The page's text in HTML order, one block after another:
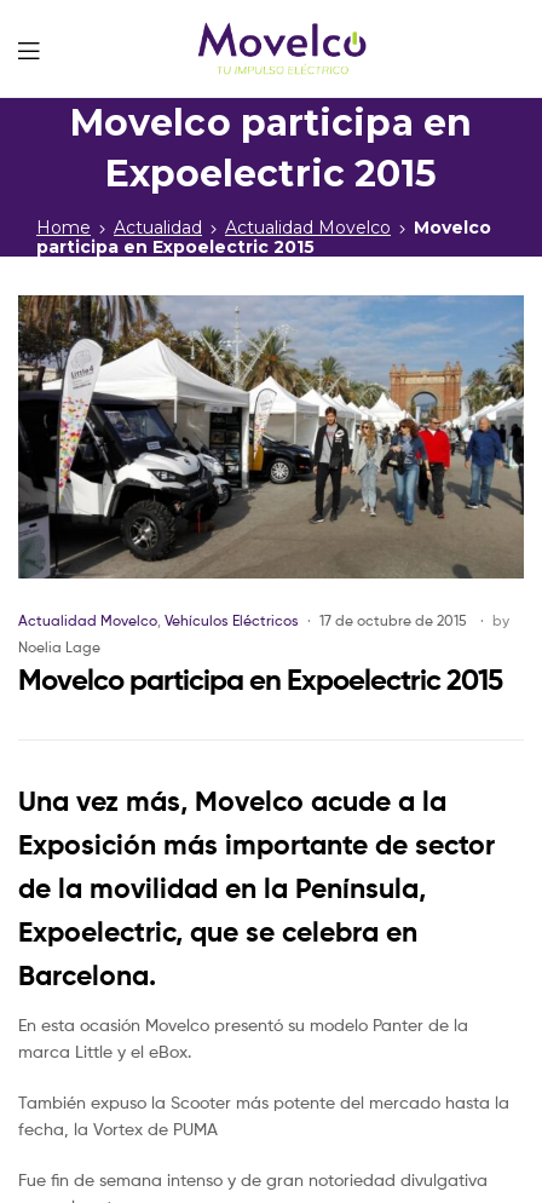
Movelco
Movelco participa en
Expoelectric 2015
Home Actualidad Actualidad Movelco
Movelco
participa en Expoelectric 2015
Actualidad Movelco, Vehículos Eléctricos 17 de octubre de 2015
by
Noelia Lage
Movelco participa en Expoelectric 2015
Una vez más, Movelco acude a la
Exposición más importante de sector
de la movilidad en la Península,
Expoelectric, que se celebra en
Barcelona.
En esta ocasión Movelco presentó su modelo Panter de la
marca Little y el eBox.
También expuso la Scooter más potente del mercado hasta la
fecha, la Vortex de PUMA
Fue fin de semana intenso y de gran notoriedad divulgativa